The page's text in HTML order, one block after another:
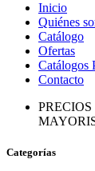
Inicio
Quiénes
Catálogo
Ofertas
Catálogos
Contacto
Categorías